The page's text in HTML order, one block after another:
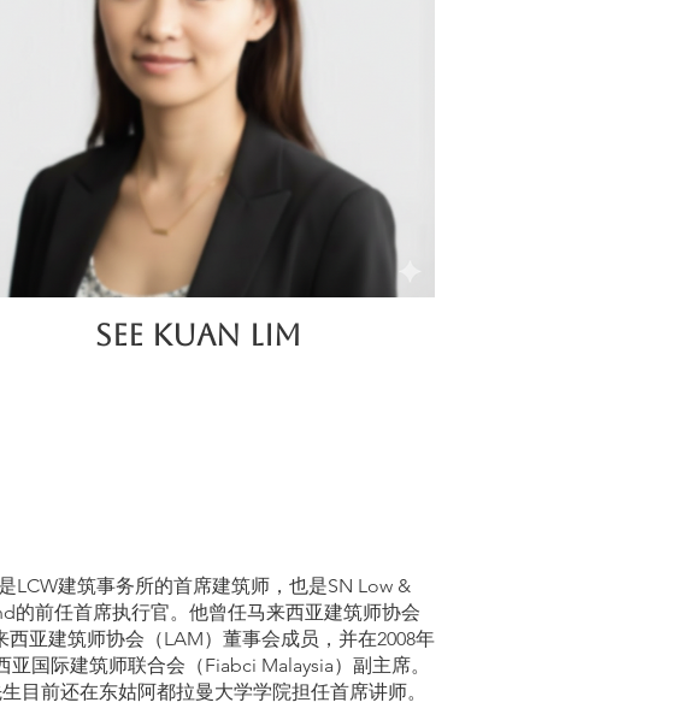
SEE KUAN LIM
LCW建筑事务所的首席建筑师，也是SN Low &
的前任首席执行官。他曾任马来西亚建筑师协会
西亚建筑师协会（LAM）董事会成员，并在2008年
亚国际建筑师联合会（Fiabci Malaysia）副主席。
目前还在东姑阿都拉曼大学学院担任首席讲师。